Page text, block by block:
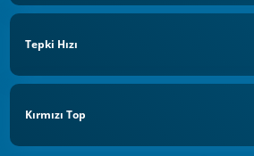
Tepki Hızı
Kırmızı Top